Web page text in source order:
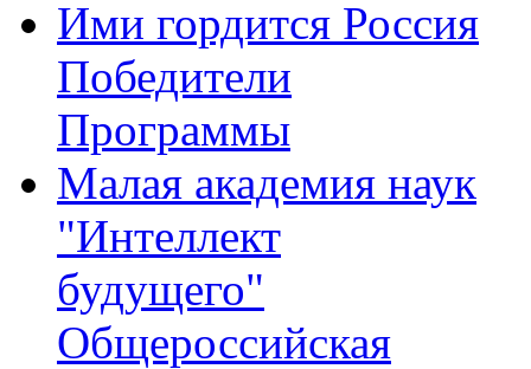
Ими гордится Россия
Победители
Программы
Малая академия наук
"Интеллект
будущего"
Общероссийская